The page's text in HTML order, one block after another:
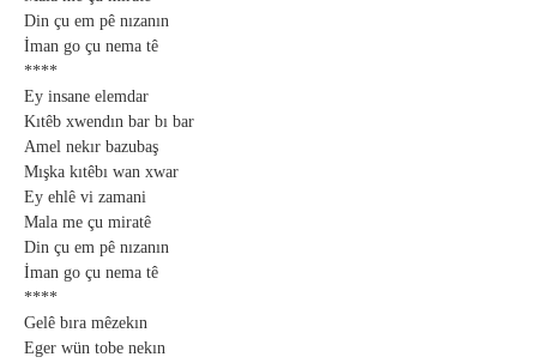
Din çu em pê nızanın
İman go çu nema tê
****
Ey insane elemdar
Kıtêb xwendın bar bı bar
Amel nekır bazubaş
Mışka kıtêbı wan xwar
Ey ehlê vi zamani
Mala me çu miratê
Din çu em pê nızanın
İman go çu nema tê
****
Gelê bıra mêzekın
Eger wün tobe nekın